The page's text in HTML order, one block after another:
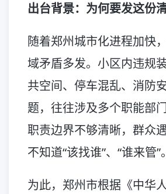
出台背景：为何要发这份
随着郑州城市化进程加快
域矛盾多发。小区内违规
共空间、停车混乱、消防
题，往往涉及多个职能部
职责边界不够清晰，群众
不知道“该找谁”、“谁来管”。
为此，郑州市根据《中华